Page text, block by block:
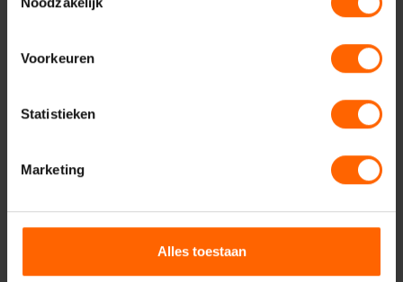
Voorkeuren
Statistieken
Marketing
Alles toestaan
Nieuws